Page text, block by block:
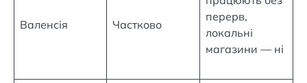
Валенсія Частково
перерв,
локальні
магазини — ні